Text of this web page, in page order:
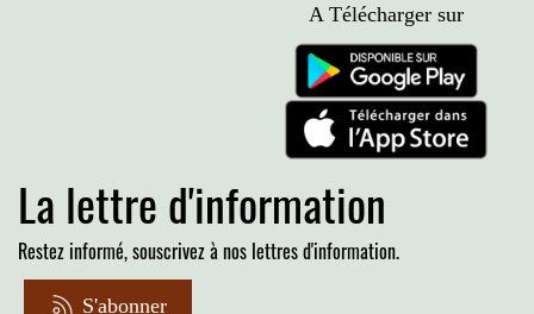
A Télécharger sur
La lettre d'information
Restez informé, souscrivez à nos lettres d'information.
S'abonner